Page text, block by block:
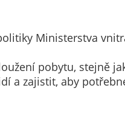
Ministerstva
pobytu, stejně
a zajistit, aby